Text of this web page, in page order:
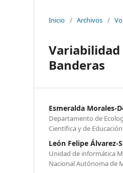
Inicio / Archivos /
Variabilidad
Banderas
Esmeralda Morales-
Departamento de
Científica y de
León Felipe Álvarez-
Unidad de informática
Nacional Autónoma de